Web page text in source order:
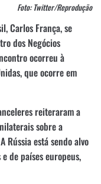
Foto: Twitter/Reprodução
Carlos França, se
dos Negócios
ocorreu à
que ocorre em
reiteraram a
sobre a
Rússia está sendo alvo
de países europeus,